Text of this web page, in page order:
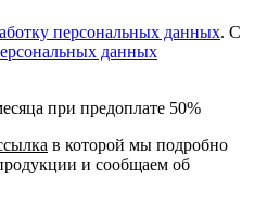
персональных данных. С
данных
при предоплате 50%
в которой мы подробно
и сообщаем об